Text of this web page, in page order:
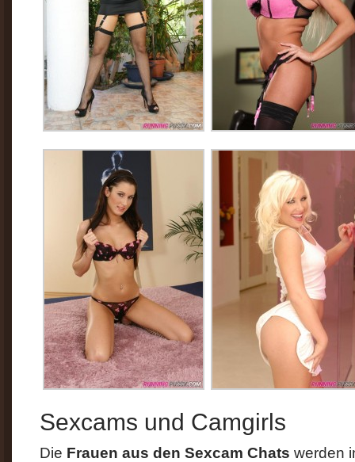
Sexcams und Camgirls
Die Frauen aus den Sexcam Chats werden